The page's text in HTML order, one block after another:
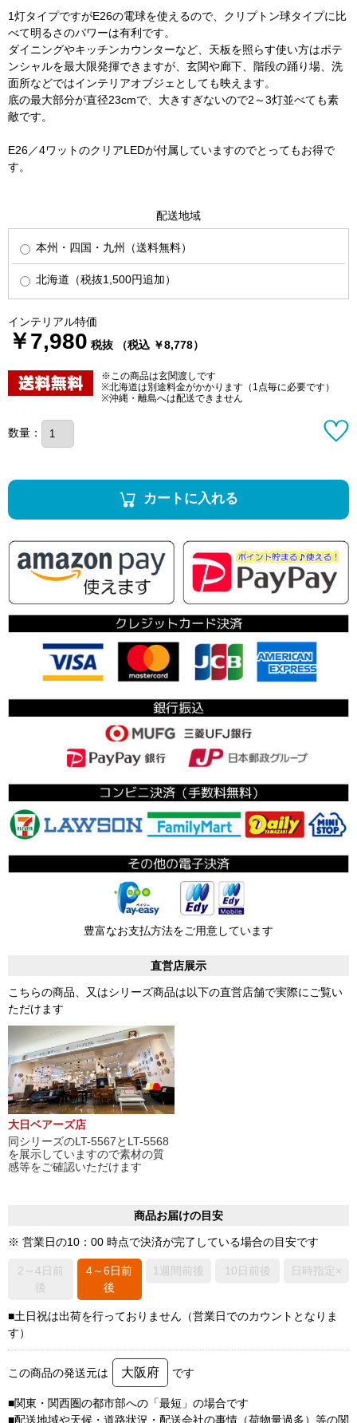
1灯タイプですがE26の電球を使えるので、クリプトン球タイプに比
べて明るさのパワーは有利です。
ダイニングやキッチンカウンターなど、天板を照らす使い方はポテ
ンシャルを最大限発揮できますが、玄関や廊下、階段の踊り場、洗
面所などではインテリアオブジェとしても映えます。
底の最大部分が直径23cmで、大きすぎないので2～3灯並べても素
敵です。
E26／4ワットのクリアLEDが付属していますのでとってもお得で
す。
配送地域
本州・四国・九州（送料無料）
北海道（税抜1,500円追加）
インテリアル特価
￥7,980 税抜 （税込 ￥8,778）
※この商品は玄関渡しです
※北海道は別途料金がかかります（1点毎に必要です）
※沖縄・離島へは配送できません
数量：
カートに入れる
豊富なお支払方法をご用意しています
直営店展示
こちらの商品、又はシリーズ商品は以下の直営店舗で実際にご覧い
ただけます
大日ベアーズ店
同シリーズのLT-5567とLT-5568
を展示していますので素材の質
感等をご確認いただけます
商品お届けの目安
※ 営業日の10：00 時点で決済が完了している場合の目安です
2～4日前
後
4～6日前
後
1週間前後 10日前後 日時指定×
■土日祝は出荷を行っておりません（営業日でのカウントとなりま
す）
この商品の発送元は 大阪府 です
■関東・関西圏の都市部への「最短」の場合です
■配送地域や天候・道路状況・配送会社の事情（荷物量過多）等の関